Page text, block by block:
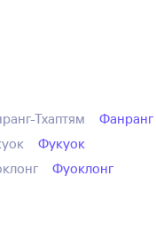
Тхаптям
Фукуок
Фуоклонг